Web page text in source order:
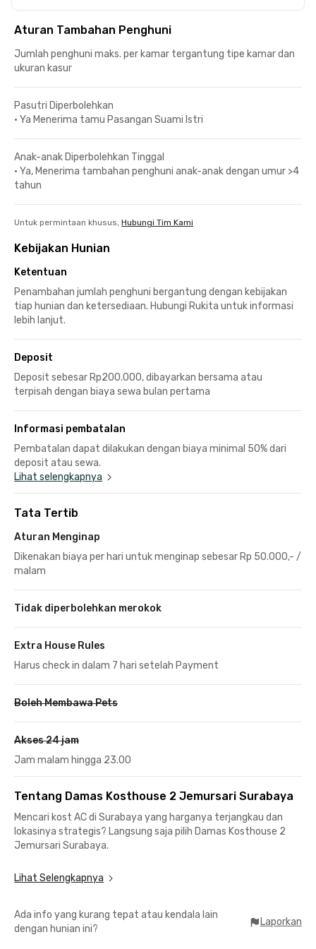
Aturan Tambahan Penghuni
Jumlah penghuni maks. per kamar tergantung tipe kamar dan
ukuran kasur
Pasutri Diperbolehkan
• Ya Menerima tamu Pasangan Suami Istri
Anak-anak Diperbolehkan Tinggal
• Ya, Menerima tambahan penghuni anak-anak dengan umur >4
tahun
Untuk permintaan khusus, Hubungi Tim Kami
Kebijakan Hunian
Ketentuan
Penambahan jumlah penghuni bergantung dengan kebijakan
tiap hunian dan ketersediaan. Hubungi Rukita untuk informasi
lebih lanjut.
Deposit
Deposit sebesar Rp200.000, dibayarkan bersama atau
terpisah dengan biaya sewa bulan pertama
Informasi pembatalan
Pembatalan dapat dilakukan dengan biaya minimal 50% dari
deposit atau sewa.
Lihat selengkapnya
Tata Tertib
Aturan Menginap
Dikenakan biaya per hari untuk menginap sebesar Rp 50.000,- /
malam
Tidak diperbolehkan merokok
Extra House Rules
Harus check in dalam 7 hari setelah Payment
Boleh Membawa Pets
Akses 24 jam
Jam malam hingga 23.00
Tentang Damas Kosthouse 2 Jemursari Surabaya
Mencari kost AC di Surabaya yang harganya terjangkau dan
lokasinya strategis? Langsung saja pilih Damas Kosthouse 2
Jemursari Surabaya.
Menuju Universitas Surabaya Kampus Tenggilis kamu hanya
butuh waktu 11 menit saja, sementara ke Universitas Islam
Bahkan, untuk menuju perkantoran di Jalan Rungkut Industri
Raya hanya kurang dari 15 menit perjalanan saja, lho.
Lihat Selengkapnya
Ada info yang kurang tepat atau kendala lain
dengan hunian ini?
Laporkan